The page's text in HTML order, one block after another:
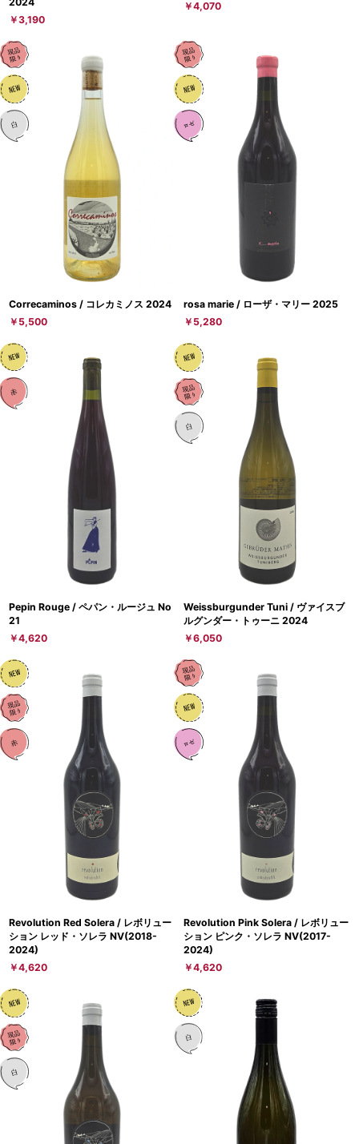
￥3,190
￥4,070
Correcaminos / コレカミノス 2024
￥5,500
rosa marie / ローザ・マリー 2025
￥5,280
Pepin Rouge / ペパン・ルージュ No
21
￥4,620
Weissburgunder Tuni / ヴァイスブ
ルグンダー・トゥーニ 2024
￥6,050
Revolution Red Solera / レボリュー
ション レッド・ソレラ NV(2018-
2024)
￥4,620
Revolution Pink Solera / レボリュー
ション ピンク・ソレラ NV(2017-
2024)
￥4,620